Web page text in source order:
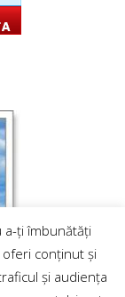
ți îmbunătăți
conținut și
și audiența